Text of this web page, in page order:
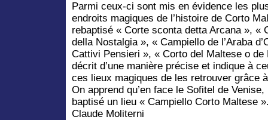
Parmi ceux-ci sont mis en évidence les
endroits magiques de l’histoire de Corto
rebaptisé « Corte sconta detta Arcana », «
della Nostalgia », « Campiello de l’Araba
Cattivi Pensieri », « Corto del Maltese o de
décrit d’une manière précise et indique à
ces lieux magiques de les retrouver grâce
On apprend qu’en face le Sofitel de
baptisé un lieu « Campiello Corto Maltese
Claude Moliterni